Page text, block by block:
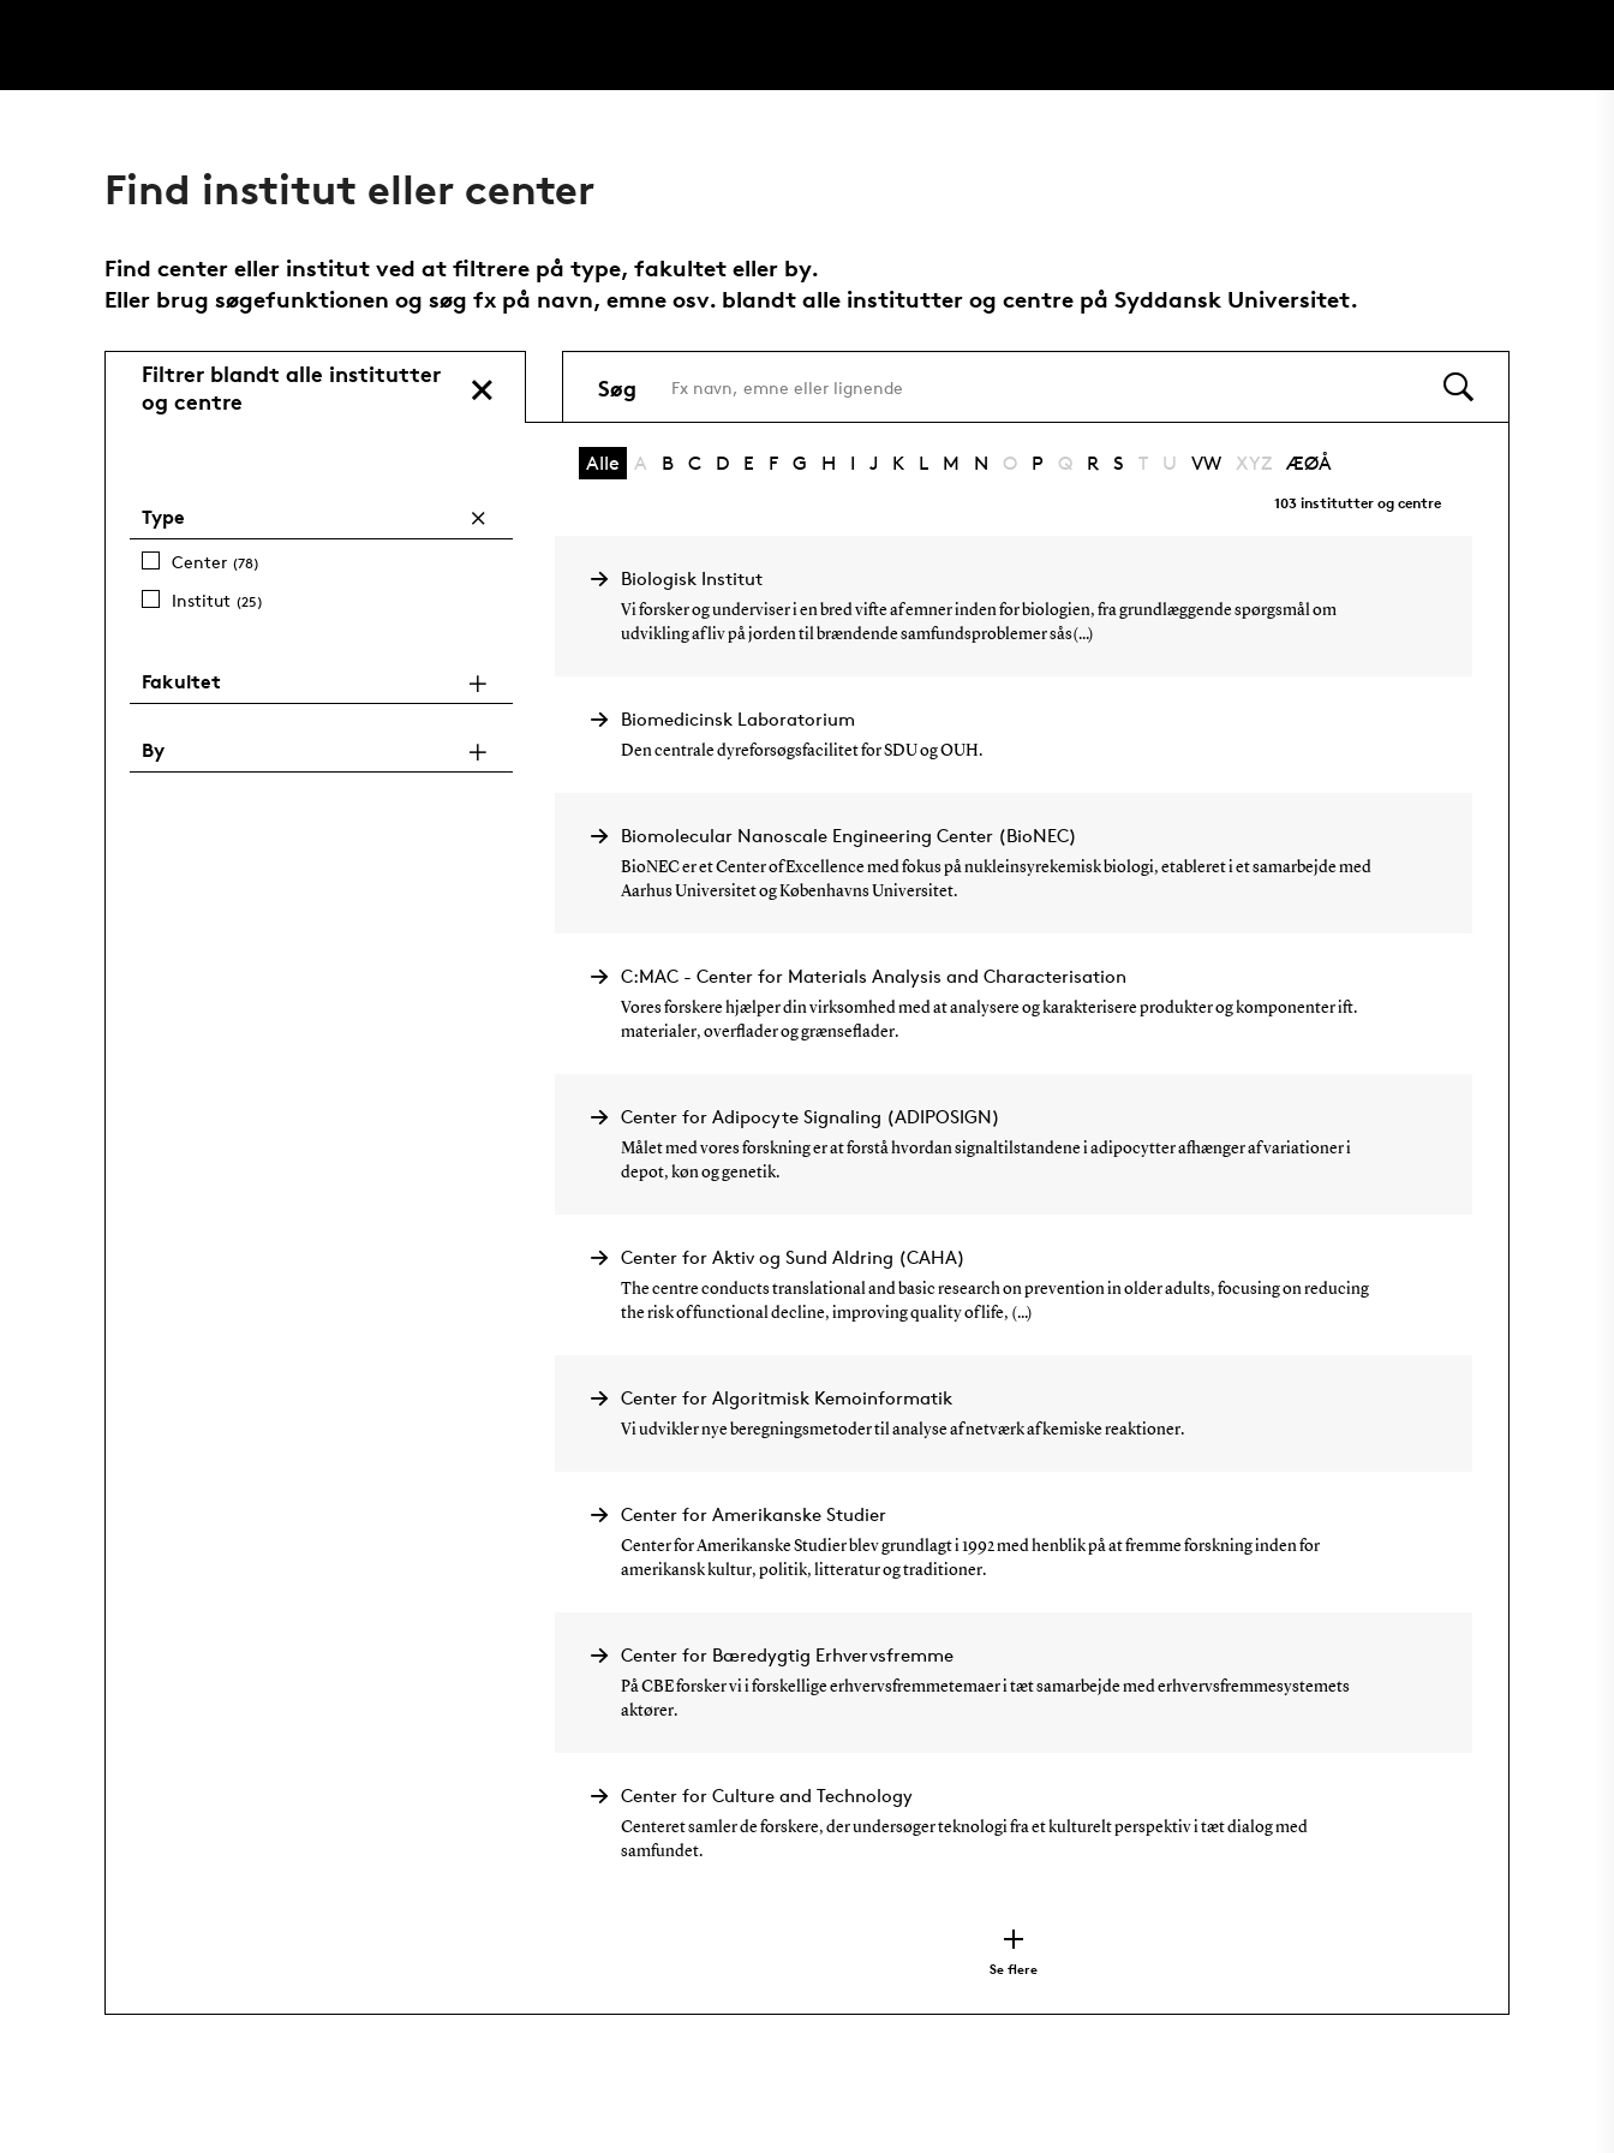
Find institut eller center
Find center eller institut ved at filtrere på type, fakultet eller by.
Eller brug søgefunktionen og søg fx på navn, emne osv. blandt alle institutter og centre på Syddansk Universitet.
Filtrer blandt alle institutter
og centre
Søg
Type
Center (78)
Institut (25)
Fakultet
By
Alle A B C D E F G H I J K L M N O P Q R S T U VW XYZ ÆØÅ
103 institutter og centre
Biologisk Institut
Vi forsker og underviser i en bred vifte af emner inden for biologien, fra grundlæggende spørgsmål om
udvikling af liv på jorden til brændende samfundsproblemer sås(...)
Biomedicinsk Laboratorium
Den centrale dyreforsøgsfacilitet for SDU og OUH.
Biomolecular Nanoscale Engineering Center (BioNEC)
BioNEC er et Center of Excellence med fokus på nukleinsyrekemisk biologi, etableret i et samarbejde med
Aarhus Universitet og Københavns Universitet.
C:MAC - Center for Materials Analysis and Characterisation
Vores forskere hjælper din virksomhed med at analysere og karakterisere produkter og komponenter ift.
materialer, overflader og grænseflader.
Center for Adipocyte Signaling (ADIPOSIGN)
Målet med vores forskning er at forstå hvordan signaltilstandene i adipocytter afhænger af variationer i
depot, køn og genetik.
Center for Aktiv og Sund Aldring (CAHA)
The centre conducts translational and basic research on prevention in older adults, focusing on reducing
the risk of functional decline, improving quality of life, (...)
Center for Algoritmisk Kemoinformatik
Vi udvikler nye beregningsmetoder til analyse af netværk af kemiske reaktioner.
Center for Amerikanske Studier
Center for Amerikanske Studier blev grundlagt i 1992 med henblik på at fremme forskning inden for
amerikansk kultur, politik, litteratur og traditioner.
Center for Bæredygtig Erhvervsfremme
På CBE forsker vi i forskellige erhvervsfremmetemaer i tæt samarbejde med erhvervsfremmesystemets
aktører.
Center for Culture and Technology
Centeret samler de forskere, der undersøger teknologi fra et kulturelt perspektiv i tæt dialog med
samfundet.
Se flere